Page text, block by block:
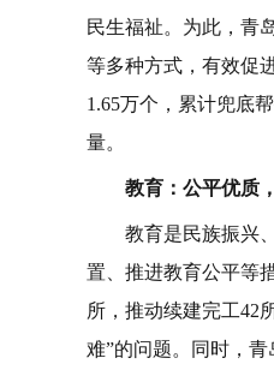
民生福祉。为此，青
等多种方式，有效促
1.65万个，累计兜底
量。
教育：公平优质
教育是民族振兴
置、推进教育公平等
所，推动续建完工42
难”的问题。同时，